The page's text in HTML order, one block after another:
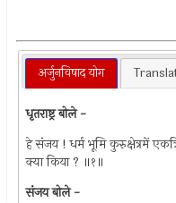
अर्जुनविषाद योग
धृतराष्ट्र बोले -
हे संजय ! धर्म भूमि कुरुक्षेत्रमें
क्या किया ? ॥१॥
संजय बोले -